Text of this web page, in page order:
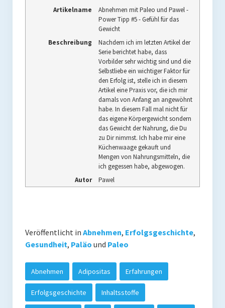
Artikelname
Abnehmen mit Paleo und Pawel -
Power Tipp #5 - Gefühl für das
Gewicht
Beschreibung
Nachdem ich im letzten Artikel der
Serie berichtet habe, dass
Vorbilder sehr wichtig sind und die
Selbstliebe ein wichtiger Faktor für
den Erfolg ist, stelle ich in diesem
Artikel eine Praxis vor, die ich mir
damals von Anfang an angewöhnt
habe. In diesem Fall mal nicht für
das eigene Körpergewicht sondern
das Gewicht der Nahrung, die Du
zu Dir nimmst. Ich habe mir eine
Küchenwaage gekauft und
Mengen von Nahrungsmitteln, die
ich gegessen habe, abgewogen.
Autor
Pawel
Veröffentlicht in Abnehmen, Erfolgsgeschichte,
Gesundheit, Paläo und Paleo
Abnehmen Adipositas Erfahrungen
Erfolgsgeschichte Inhaltsstoffe